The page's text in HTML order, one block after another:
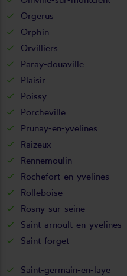
Orgerus
Orphin
Orvilliers
Paray-douaville
Plaisir
Poissy
Porcheville
Prunay-en-yvelines
Raizeux
Rennemoulin
Rochefort-en-yvelines
Rolleboise
Rosny-sur-seine
Saint-arnoult-en-yvelines
Saint-forget
Saint-germain-en-laye